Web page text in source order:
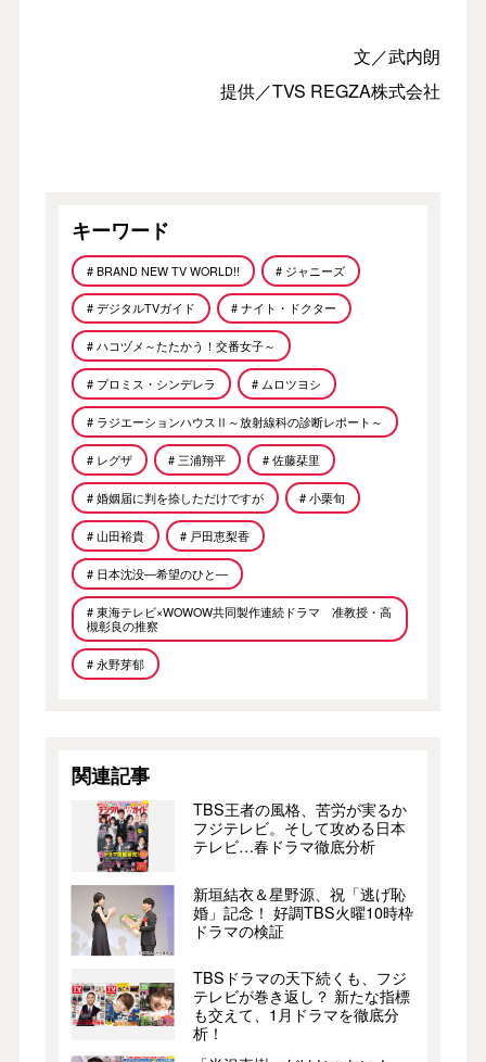
文／武内朗
提供／TVS REGZA株式会社
キーワード
# BRAND NEW TV WORLD!! # ジャニーズ
# デジタルTVガイド # ナイト・ドクター
# ハコヅメ～たたかう！交番女子～
# プロミス・シンデレラ # ムロツヨシ
# ラジエーションハウスⅡ～放射線科の診断レポート～
# レグザ # 三浦翔平 # 佐藤栞里
# 婚姻届に判を捺しただけですが # 小栗旬
# 山田裕貴 # 戸田恵梨香
# 日本沈没―希望のひと―
# 東海テレビ×WOWOW共同製作連続ドラマ 准教授・高
槻彰良の推察
# 永野芽郁
関連記事
TBS王者の風格、苦労が実るか
フジテレビ。そして攻める日本
テレビ…春ドラマ徹底分析
新垣結衣＆星野源、祝「逃げ恥
婚」記念！ 好調TBS火曜10時枠
ドラマの検証
TBSドラマの天下続くも、フジ
テレビが巻き返し？ 新たな指標
も交えて、1月ドラマを徹底分
析！